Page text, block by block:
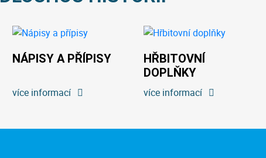
NÁPISY A PŘÍPISY
více informací
HŘBITOVNÍ
DOPLŇKY
více informací